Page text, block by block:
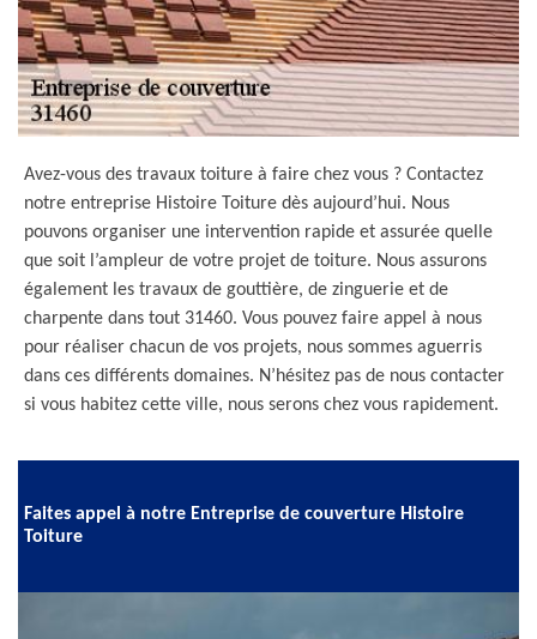
Avez-vous des travaux toiture à faire chez vous ? Contactez
notre entreprise Histoire Toiture dès aujourd’hui. Nous
pouvons organiser une intervention rapide et assurée quelle
que soit l’ampleur de votre projet de toiture. Nous assurons
également les travaux de gouttière, de zinguerie et de
charpente dans tout 31460. Vous pouvez faire appel à nous
pour réaliser chacun de vos projets, nous sommes aguerris
dans ces différents domaines. N’hésitez pas de nous contacter
si vous habitez cette ville, nous serons chez vous rapidement.
Faites appel à notre Entreprise de couverture Histoire
Toiture